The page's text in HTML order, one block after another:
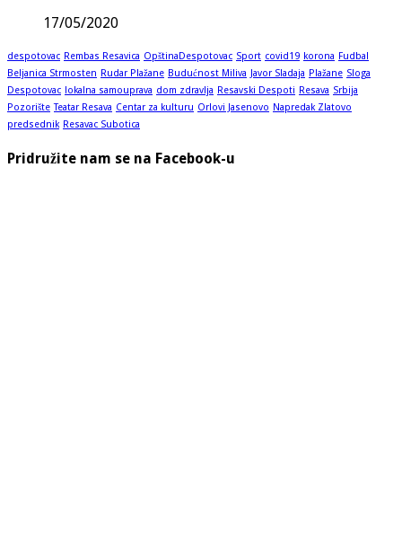
17/05/2020
despotovac Rembas Resavica OpštinaDespotovac Sport covid19 korona Fudbal
Beljanica Strmosten Rudar Plažane Budućnost Miliva Javor Sladaja Plažane Sloga
Despotovac lokalna samouprava dom zdravlja Resavski Despoti Resava Srbija
Pozorište Teatar Resava Centar za kulturu Orlovi Jasenovo Napredak Zlatovo
predsednik Resavac Subotica
Pridružite nam se na Facebook-u